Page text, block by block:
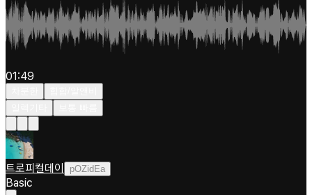
01:49
트로피컬데이 pOZidEa
Basic